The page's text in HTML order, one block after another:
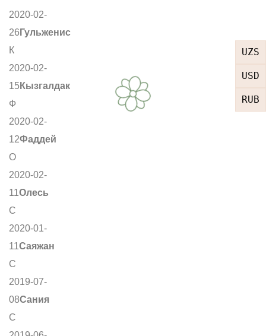
UZS
USD
RUB
2020-02-
26 Гульженис
К
2020-02-
15 Кызгалдак
Ф
2020-02-
12Фаддей
О
2020-02-
11Олесь
С
2020-01-
11Саяжан
С
2019-07-
08Сания
С